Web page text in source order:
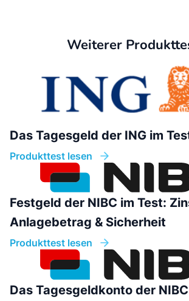
Weiterer
Das Tagesgeld der ING im
Produkttest lesen
Festgeld der NIBC im Test:
Anlagebetrag & Sicherheit
Produkttest lesen
Das Tagesgeldkonto der